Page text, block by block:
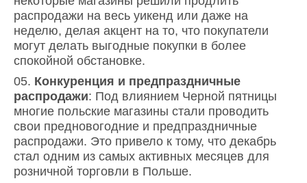
распродажи на весь уикенд или даже на
неделю, делая акцент на то, что покупатели
могут делать выгодные покупки в более
спокойной обстановке.
Конкуренция и предпраздничные
распродажи: Под влиянием Черной пятницы
многие польские магазины стали проводить
свои предновогодние и предпраздничные
распродажи. Это привело к тому, что декабрь
стал одним из самых активных месяцев для
розничной торговли в Польше.